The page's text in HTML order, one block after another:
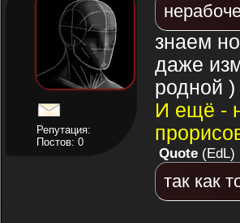
Репутация:
Постов: 0
знаем
даже
родной )
И ещё -
Quote(EdL)
так как